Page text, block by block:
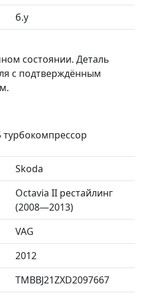
б.у
состоянии. Деталь
с подтверждённым
Skoda
Octavia II рестайлинг
(2008—2013)
VAG
2012
TMBBJ21ZXD2097667